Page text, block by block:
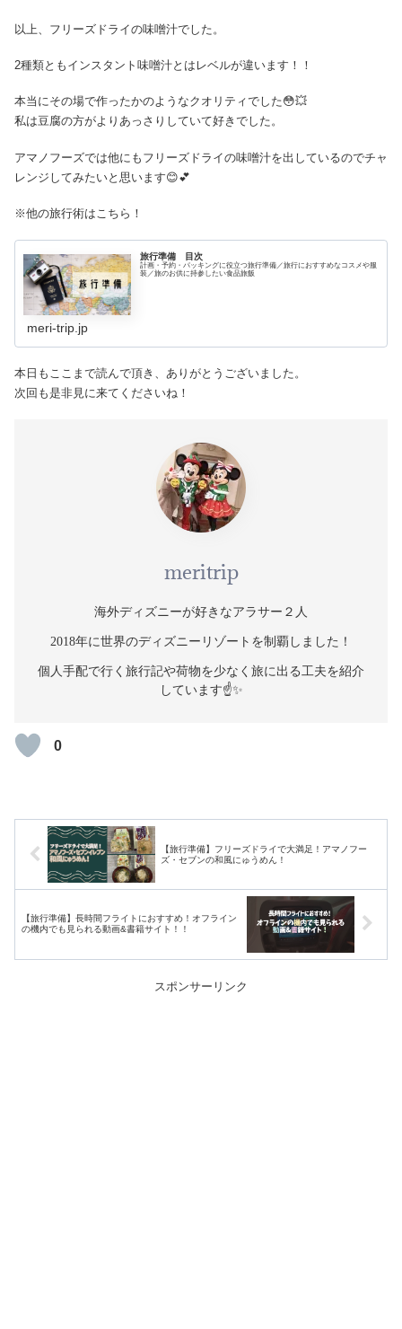
以上、フリーズドライの味噌汁でした。
2種類ともインスタント味噌汁とはレベルが違います！！
本当にその場で作ったかのようなクオリティでした😳💥
私は豆腐の方がよりあっさりしていて好きでした。
アマノフーズでは他にもフリーズドライの味噌汁を出しているのでチャ
レンジしてみたいと思います😊💕
※他の旅行術はこちら！
旅行準備 目次
計画・予約・パッキングに役立つ旅行準備／旅行におすすめなコスメや服
装／旅のお供に持参したい食品旅飯
meri-trip.jp
本日もここまで読んで頂き、ありがとうございました。
次回も是非見に来てくださいね！
meritrip
海外ディズニーが好きなアラサー２人
2018年に世界のディズニーリゾートを制覇しました！
個人手配で行く旅行記や荷物を少なく旅に出る工夫を紹介
しています☝️✨
0
【旅行準備】フリーズドライで大満足！アマノフー
ズ・セブンの和風にゅうめん！
【旅行準備】長時間フライトにおすすめ！オフライン
の機内でも見られる動画&書籍サイト！！
スポンサーリンク